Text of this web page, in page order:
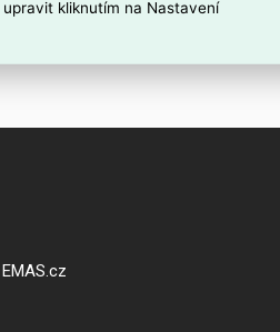
kliknutím na Nastavení